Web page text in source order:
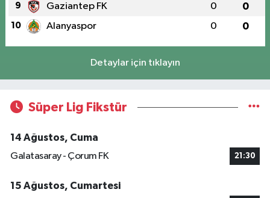
9 Gaziantep FK 0 0
10 Alanyaspor 0 0
Detaylar için tıklayın
Süper Lig Fikstür
14 Ağustos, Cuma
Galatasaray - Çorum FK
21:30
15 Ağustos, Cumartesi